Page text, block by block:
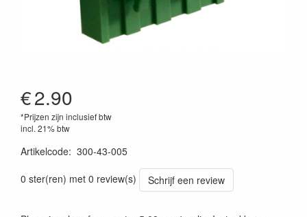
€2.90
*Prijzen zijn inclusief btw
incl. 21% btw
Artikelcode: 300-43-005
0 ster(ren) met 0 review(s)
Schrijf een review